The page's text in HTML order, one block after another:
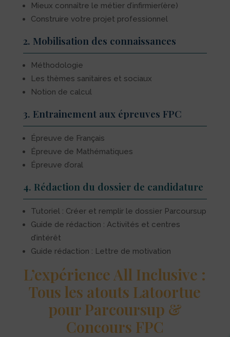
Mieux connaître le métier d’infirmier(ère)
Construire votre projet professionnel
2. Mobilisation des connaissances
Méthodologie
Les thèmes sanitaires et sociaux
Notion de calcul
3. Entrainement aux épreuves FPC
Épreuve de Français
Épreuve de Mathématiques
Épreuve d’oral
4. Rédaction du dossier de candidature
Tutoriel : Créer et remplir le dossier Parcoursup
Guide de rédaction : Activités et centres
d’intérêt
Guide rédaction : Lettre de motivation
L’expérience All Inclusive :
Tous les atouts Latoortue
pour Parcoursup &
Concours FPC